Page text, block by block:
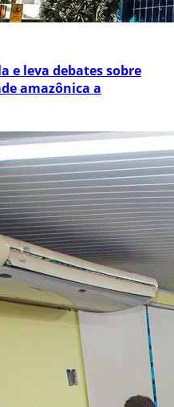
e leva debates sobre
amazônica a